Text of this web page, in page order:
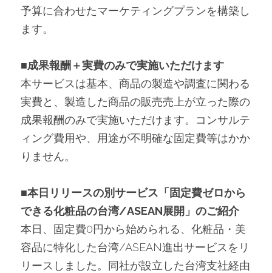
予算に合わせたマーケティングプランを構築し
ます。
■成果報酬＋実費のみで実施いただけます
本サービスは基本、商品の製造や調査に関わる
実費と、製造した商品の販売売上が立った際の
成果報酬のみで実施いただけます。コンサルテ
ィング費用や、用途が不明確な固定費等はかか
りません。
■本日リリースの別サービス「固定費ゼロから
できる化粧品の台湾/ASEAN展開」のご紹介
本日、固定費0円から始められる、化粧品・美
容品に特化した台湾/ASEAN進出サービスをリ
リースしました。同社が設立した台湾支社経由